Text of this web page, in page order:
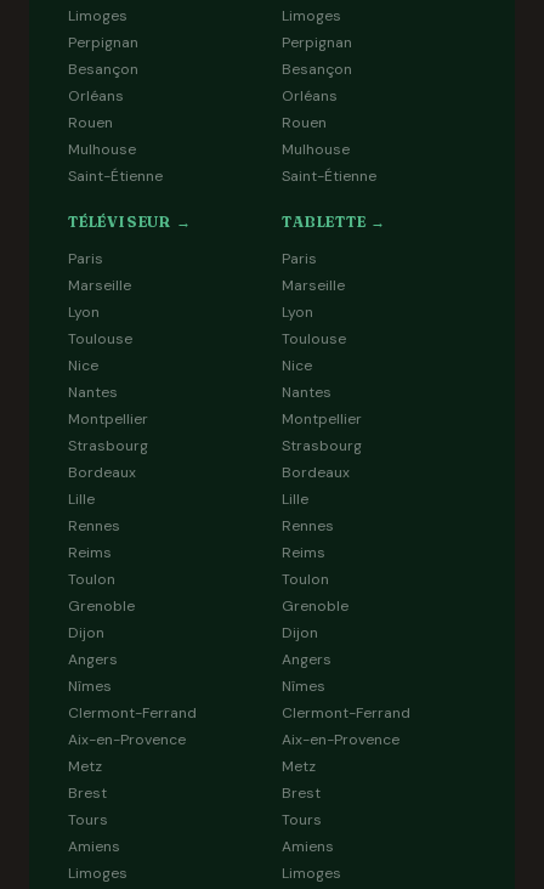
Limoges
Perpignan
Besançon
Orléans
Rouen
Mulhouse
Saint-Étienne
Limoges
Perpignan
Besançon
Orléans
Rouen
Mulhouse
Saint-Étienne
TÉLÉVISEUR →
Paris
Marseille
Lyon
Toulouse
Nice
Nantes
Montpellier
Strasbourg
Bordeaux
Lille
Rennes
Reims
Toulon
Grenoble
Dijon
Angers
Nîmes
Clermont-Ferrand
Aix-en-Provence
Metz
Brest
Tours
Amiens
Limoges
TABLETTE →
Paris
Marseille
Lyon
Toulouse
Nice
Nantes
Montpellier
Strasbourg
Bordeaux
Lille
Rennes
Reims
Toulon
Grenoble
Dijon
Angers
Nîmes
Clermont-Ferrand
Aix-en-Provence
Metz
Brest
Tours
Amiens
Limoges